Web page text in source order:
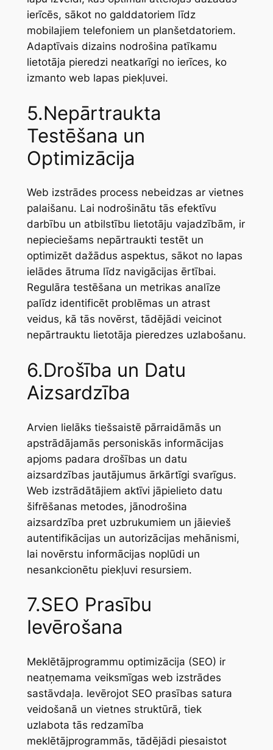
ierīcēs, sākot no galddatoriem līdz
mobilajiem telefoniem un planšetdatoriem.
Adaptīvais dizains nodrošina patīkamu
lietotāja pieredzi neatkarīgi no ierīces, ko
izmanto web lapas piekļuvei.
5.Nepārtraukta
Testēšana un
Optimizācija
Web izstrādes process nebeidzas ar vietnes
palaišanu. Lai nodrošinātu tās efektīvu
darbību un atbilstību lietotāju vajadzībām, ir
nepieciešams nepārtraukti testēt un
optimizēt dažādus aspektus, sākot no lapas
ielādes ātruma līdz navigācijas ērtībai.
Regulāra testēšana un metrikas analīze
palīdz identificēt problēmas un atrast
veidus, kā tās novērst, tādējādi veicinot
nepārtrauktu lietotāja pieredzes uzlabošanu.
6.Drošība un Datu
Aizsardzība
Arvien lielāks tiešsaistē pārraidāmās un
apstrādājamās personiskās informācijas
apjoms padara drošības un datu
aizsardzības jautājumus ārkārtīgi svarīgus.
Web izstrādātājiem aktīvi jāpielieto datu
šifrēšanas metodes, jānodrošina
aizsardzība pret uzbrukumiem un jāievieš
autentifikācijas un autorizācijas mehānismi,
lai novērstu informācijas noplūdi un
nesankcionētu piekļuvi resursiem.
7.SEO Prasību
Ievērošana
Meklētājprogrammu optimizācija (SEO) ir
neatņemama veiksmīgas web izstrādes
sastāvdaļa. Ievērojot SEO prasības satura
veidošanā un vietnes struktūrā, tiek
uzlabota tās redzamība
meklētājprogrammās, tādējādi piesaistot